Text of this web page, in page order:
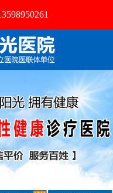
医院排名-许昌阳光医院